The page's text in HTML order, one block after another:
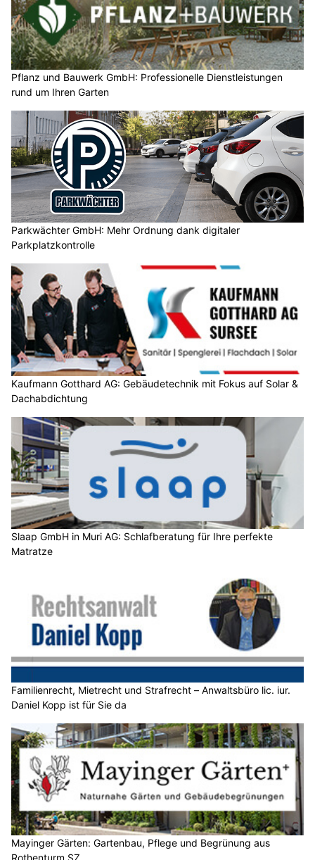
Pflanz und Bauwerk GmbH: Professionelle Dienstleistungen
rund um Ihren Garten
Parkwächter GmbH: Mehr Ordnung dank digitaler
Parkplatzkontrolle
Kaufmann Gotthard AG: Gebäudetechnik mit Fokus auf Solar &
Dachabdichtung
Slaap GmbH in Muri AG: Schlafberatung für Ihre perfekte
Matratze
Familienrecht, Mietrecht und Strafrecht – Anwaltsbüro lic. iur.
Daniel Kopp ist für Sie da
Mayinger Gärten: Gartenbau, Pflege und Begrünung aus